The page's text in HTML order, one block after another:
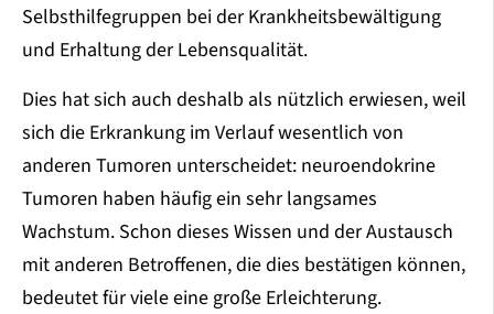
Selbsthilfegruppen bei der Krankheitsbewältigung
und Erhaltung der Lebensqualität.
Dies hat sich auch deshalb als nützlich erwiesen, weil
sich die Erkrankung im Verlauf wesentlich von
anderen Tumoren unterscheidet: neuroendokrine
Tumoren haben häufig ein sehr langsames
Wachstum. Schon dieses Wissen und der Austausch
mit anderen Betroffenen, die dies bestätigen können,
bedeutet für viele eine große Erleichterung.